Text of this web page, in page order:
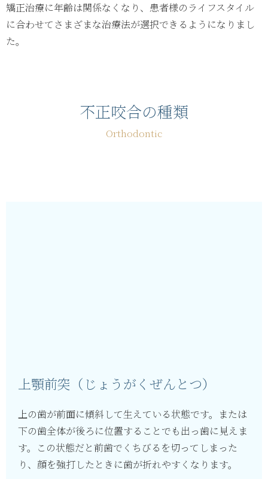
矯正治療に年齢は関係なくなり、患者様のライフスタイル
に合わせてさまざまな治療法が選択できるようになりまし
た。
不正咬合の種類
Orthodontic
上顎前突（じょうがくぜんとつ）
上の歯が前面に傾斜して生えている状態です。または
下の歯全体が後ろに位置することでも出っ歯に見えま
す。この状態だと前歯でくちびるを切ってしまった
り、顔を強打したときに歯が折れやすくなります。